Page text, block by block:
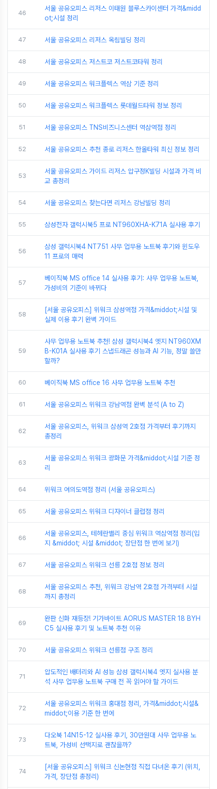
46
서울 공유오피스 리저스 이태원 블루스카이센터 가격&midd
ot;시설 정리
47 서울 공유오피스 리저스 옥림빌딩 정리
48 서울 공유오피스 저스트코 저스트코타워 정리
49 서울 공유오피스 워크플렉스 역삼 기준 정리
50 서울 공유오피스 워크플렉스 롯데월드타워 정보 정리
51 서울 공유오피스 TNS비즈니스센터 역삼역점 정리
52 서울 공유오피스 추천 종로 리저스 한올타워 최신 정보 정리
53
서울 공유오피스 가이드 리저스 압구정K빌딩 시설과 가격 비
교 총정리
54 서울 공유오피스 찾는다면 리저스 강남빌딩 정리
55 삼성전자 갤럭시북5 프로 NT960XHA-K71A 실사용 후기
56
삼성 갤럭시북4 NT751 사무 업무용 노트북 후기와 윈도우
11 프로의 매력
57
베이직북 MS office 14 실사용 후기: 사무 업무용 노트북,
가성비의 기준이 바뀌다
58
[서울 공유오피스] 위워크 삼성역점 가격&middot;시설 및
실제 이용 후기 완벽 가이드
59
사무 업무용 노트북 추천! 삼성 갤럭시북4 엣지 NT960XM
B-K01A 실사용 후기 스냅드래곤 성능과 AI 기능, 정말 쓸만
할까?
60 베이직북 MS office 16 사무 업무용 노트북 추천
61 서울 공유오피스 위워크 강남역점 완벽 분석 (A to Z)
62
서울 공유오피스, 위워크 삼성역 2호점 가격부터 후기까지
총정리
63
서울 공유오피스 위워크 광화문 가격&middot;시설 기준 정
리
64 위워크 여의도역점 정리 (서울 공유오피스)
65 서울 공유오피스 위워크 디자이너 클럽점 정리
66
서울 공유오피스, 테헤란밸리 중심 위워크 역삼역점 정리(입
지 &middot; 시설 &middot; 장단점 한 번에 보기)
67 서울 공유오피스 위워크 선릉 2호점 정보 정리
68
서울 공유오피스 추천, 위워크 강남역 2호점 가격부터 시설
까지 총정리
69
완판 신화 재등장! 기가바이트 AORUS MASTER 18 BYH
C5 실사용 후기 및 노트북 추천 이유
70 서울 공유오피스 위워크 선릉점 구조 정리
71
압도적인 배터리와 AI 성능 삼성 갤럭시북4 엣지 실사용 분
석 사무 업무용 노트북 구매 전 꼭 읽어야 할 가이드
72
서울 공유오피스 위워크 홍대점 정리, 가격&middot;시설&
middot;이용 기준 한 번에
73
다오북 14N15-12 실사용 후기, 30만원대 사무 업무용 노
트북, 가성비 선택지로 괜찮을까?
74
[서울 공유오피스] 위워크 신논현점 직접 다녀온 후기 (위치,
가격, 장단점 총정리)